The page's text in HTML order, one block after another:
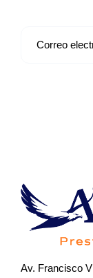
Av. Francisco